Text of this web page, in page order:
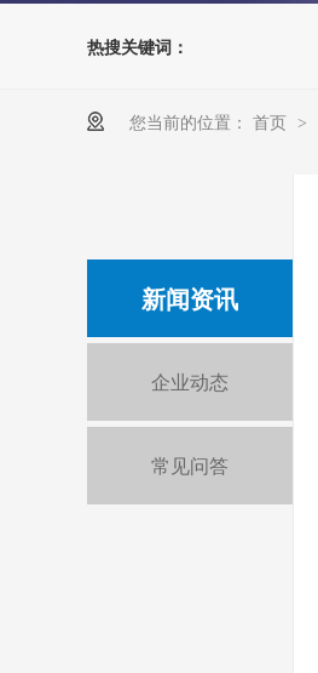
热搜关键词：
您当前的位置： 首页 >
新闻资讯
企业动态
常见问答